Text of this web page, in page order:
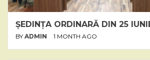
ȘEDINȚA ORDINARĂ DIN 25
BY ADMIN 1 MONTH AGO